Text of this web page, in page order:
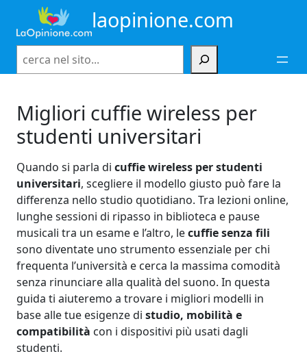
contenuto
laopinione.com
Migliori cuffie wireless per
studenti universitari
Quando si parla di cuffie wireless per studenti
universitari, scegliere il modello giusto può fare la
differenza nello studio quotidiano. Tra lezioni online,
lunghe sessioni di ripasso in biblioteca e pause
musicali tra un esame e l’altro, lecuffie senza fili
sono diventate uno strumento essenziale per chi
frequenta l’università e cerca la massima comodità
senza rinunciare alla qualità del suono. In questa
guida ti aiuteremo a trovare i migliori modelli in
base alle tue esigenze di studio, mobilità e
compatibilità con i dispositivi più usati dagli
studenti.